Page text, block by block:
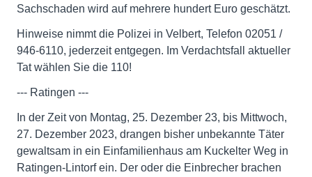
Sachschaden wird auf mehrere hundert Euro geschätzt.
Hinweise nimmt die Polizei in Velbert, Telefon 02051 /
946-6110, jederzeit entgegen. Im Verdachtsfall aktueller
Tat wählen Sie die 110!
--- Ratingen ---
In der Zeit von Montag, 25. Dezember 23, bis Mittwoch,
27. Dezember 2023, drangen bisher unbekannte Täter
gewaltsam in ein Einfamilienhaus am Kuckelter Weg in
Ratingen-Lintorf ein. Der oder die Einbrecher brachen